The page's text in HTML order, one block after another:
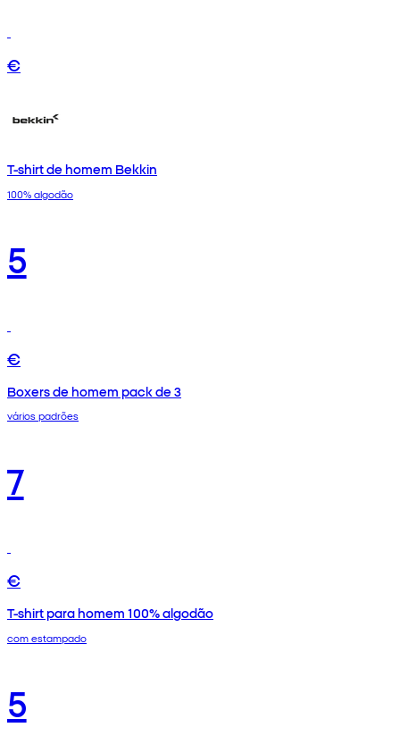
€
T-shirt de homem Bekkin
100% algodão
5
€
Boxers de homem pack de 3
vários padrões
7
€
T-shirt para homem 100% algodão
com estampado
5